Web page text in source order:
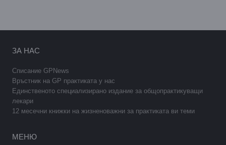
ЗА НАС
Списание GPNews
Връстник на GP практиката у нас
Единственото специализирано издание за общопрактикуващи
лекари
12 месечни книжки на жизненоважни за практиката ви теми
МЕНЮ